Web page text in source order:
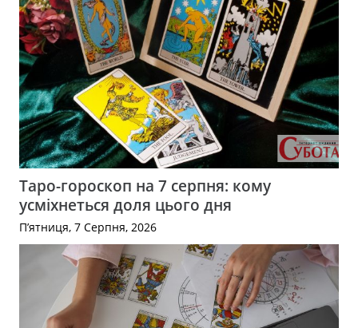
Таро-гороскоп на 7 серпня: кому
усміхнеться доля цього дня
П’ятниця, 7 Серпня, 2026